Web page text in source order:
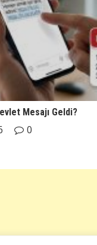
Mesajı Geldi?
0